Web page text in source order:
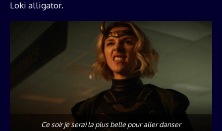
Loki alligator.
Ce soir je serai la plus belle pour aller danser